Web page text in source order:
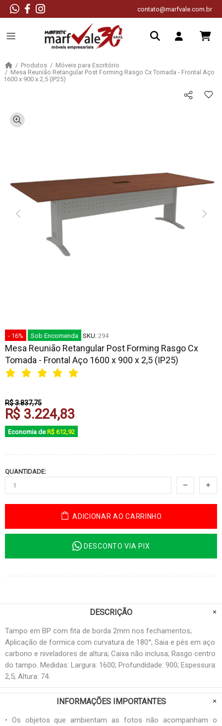
contato@marfvale.com.br
Produtos
Móveis para Escritório
Mesa Reunião Retangular Post Forming Rasgo Cx Tomada - Frontal Aço
1600 x 900 x 2,5 (IP25)
- 16% Sob Encomenda SKU: 294
Mesa Reunião Retangular Post Forming Rasgo Cx
Tomada - Frontal Aço 1600 x 900 x 2,5 (IP25)
R$ 3.837,75
R$ 3.224,83
Economia de R$ 612,92
QUANTIDADE:
ADICIONAR AO CARRINHO
DESCONTO VIA PIX
DESCRIÇÃO
Tampo em BP com fita de borda 2mm nos fechamentos;
Aplicação de formica com curvatura de 180°; Saia e pés em aço
carbono e niveladores de altura; Caixa não inclusa; Rasgo centro
do tampo. Medidas: Largura: 1600; Profundidade: 900; Espessura:
2,5; Altura: 74.
INFORMAÇÕES IMPORTANTES
• Os objetos que ambientam as fotos não acompanham o